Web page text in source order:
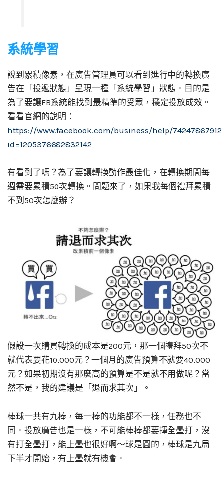
系統學習
說到累積像素，在廣告管理員可以看到進行中的轉換廣
告在「投遞狀態」呈現一種「系統學習」狀態。目的是
為了要讓FB系統能找到最精準的受眾，穩定投放成效。
看看官網的說明：
https://www.facebook.com/business/help/
id=1205376682832142
有看到了嗎？為了要讓轉換動作最佳化，在轉換期間每
週需要累積50次轉換。問題來了，如果我每個禮拜累積
不到50次怎麼辦？
假設一次購買轉換的成本是200元，那一個禮拜50次不
就代表要花10,000元？一個月的廣告預算不就要40,000
元？如果初期沒有那麼高的預算是不是就不用做呢？當
然不是，我的建議是「退而求其次」。
棒球一共有九棒，每一棒的功能都不一樣，任務也不
同。投放廣告也是一樣，不可能棒棒都要揮全壘打，沒
有打全壘打，能上壘也很好啊～球是圓的，棒球是九局
下半才開始，有上壘就有機會。